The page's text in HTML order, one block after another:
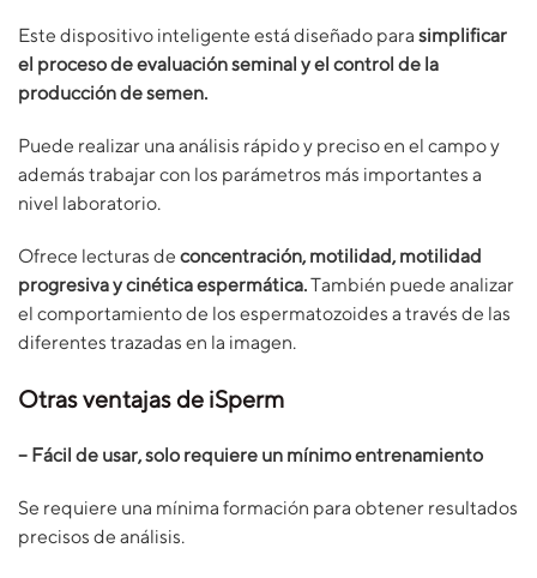
Este dispositivo inteligente está diseñado para simplificar
el proceso de evaluación seminal y el control de la
producción de semen.
Puede realizar una análisis rápido y preciso en el campo y
además trabajar con los parámetros más importantes a
nivel laboratorio.
Ofrece lecturas de concentración, motilidad, motilidad
progresiva y cinética espermática.También puede analizar
el comportamiento de los espermatozoides a través de las
diferentes trazadas en la imagen.
Otras ventajas de iSperm
– Fácil de usar, solo requiere un mínimo entrenamiento
Se requiere una mínima formación para obtener resultados
precisos de análisis.